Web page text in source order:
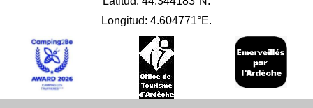
Longitud: 4.604771°E.